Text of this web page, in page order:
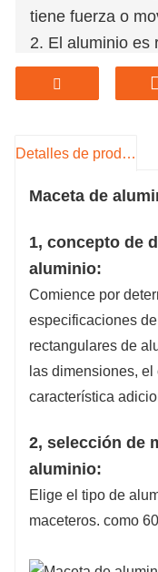
tiene fuerza o
2. El aluminio es
corrosión y la
garantiza que
adecuadas para
desvanezcan
Detalles de producto
Maceta de
1, concepto de
aluminio:
Comience por
especificaciones
rectangulares de
las dimensiones,
característica
2, selección de
aluminio:
Elige el tipo de
maceteros. como